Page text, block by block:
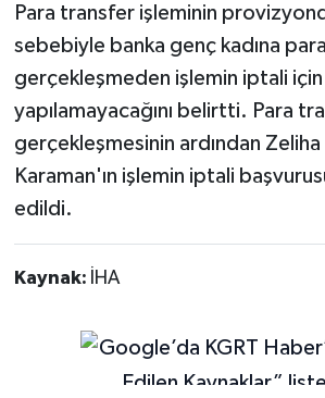
Para transfer işleminin
sebebiyle banka genç kadına
gerçekleşmeden işlemin iptali
yapılamayacağını belirtti. Para
gerçekleşmesinin ardından
Karaman'ın işlemin iptali
edildi.
Kaynak: İHA